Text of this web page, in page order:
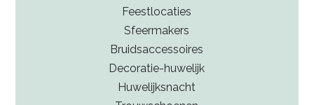
Feestlocaties
Sfeermakers
Bruidsaccessoires
Decoratie-huwelijk
Huwelijksnacht